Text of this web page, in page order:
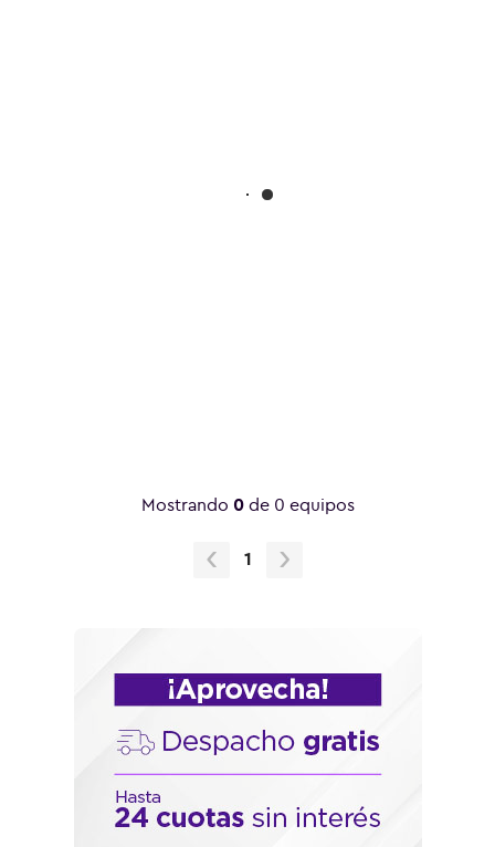
Outlet WOM
Mostrando 0 de 0 equipos
1